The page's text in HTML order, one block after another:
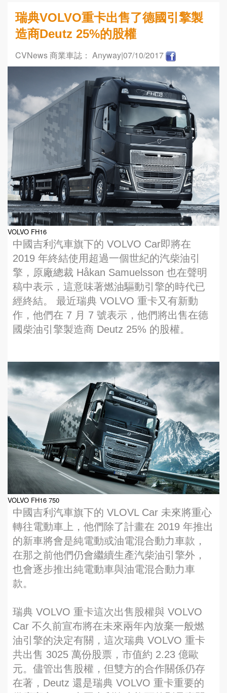
瑞典VOLVO重卡出售了德國引擎製
造商Deutz 25%的股權
CVNews 商業車誌： Anyway|07/10/2017
VOLVO FH16
中國吉利汽車旗下的 VOLVO Car即將在
2019 年終結使用超過一個世紀的汽柴油引
擎，原廠總裁 Håkan Samuelsson 也在聲明
稿中表示，這意味著燃油驅動引擎的時代已
經終結。 最近瑞典 VOLVO 重卡又有新動
作，他們在 7 月 7 號表示，他們將出售在德
國柴油引擎製造商 Deutz 25% 的股權。
VOLVO FH16 750
中國吉利汽車旗下的 VLOVL Car 未來將重心
轉往電動車上，他們除了計畫在 2019 年推出
的新車將會是純電動或油電混合動力車款，
在那之前他們仍會繼續生產汽柴油引擎外，
也會逐步推出純電動車與油電混合動力車
款。
瑞典 VOLVO 重卡這次出售股權與 VOLVO
Car 不久前宣布將在未來兩年內放棄一般燃
油引擎的決定有關，這次瑞典 VOLVO 重卡
共出售 3025 萬份股票，市值約 2.23 億歐
元。儘管出售股權，但雙方的合作關係仍存
在著，Deutz 還是瑞典 VOLVO 重卡重要的